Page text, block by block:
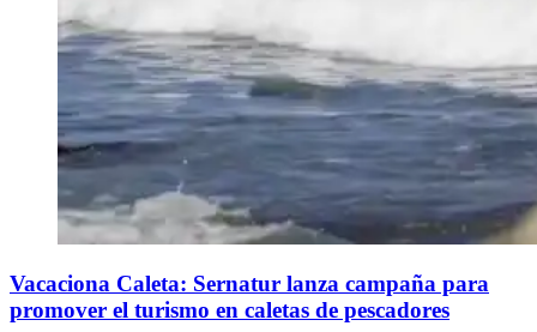
Vacaciona Caleta: Sernatur lanza campaña para
promover el turismo en caletas de pescadores